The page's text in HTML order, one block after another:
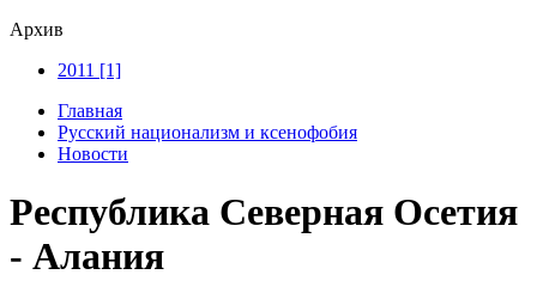
Архив
2011 [1]
Главная
Русский национализм и ксенофобия
Новости
Республика Северная Осетия
- Алания